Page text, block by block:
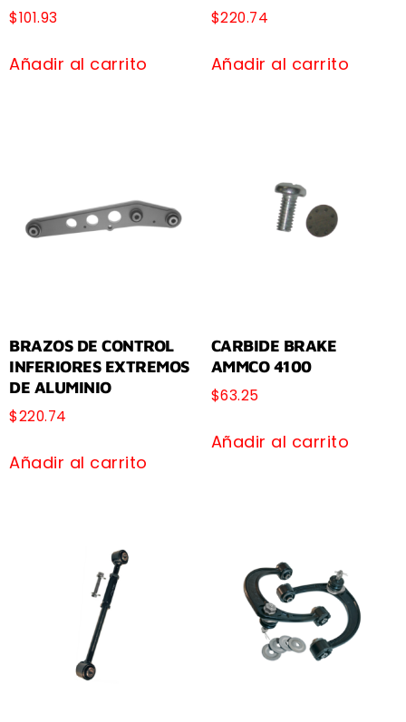
$101.93
Añadir al carrito
$220.74
Añadir al carrito
BRAZOS DE CONTROL
INFERIORES EXTREMOS
DE ALUMINIO
$220.74
Añadir al carrito
CARBIDE BRAKE
AMMCO 4100
$63.25
Añadir al carrito